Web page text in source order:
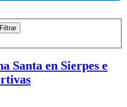
Filtrar
Santa en Sierpes e